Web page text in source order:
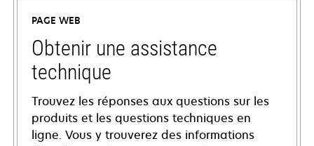
PAGE WEB
Obtenir une assistance
technique
Trouvez les réponses aux questions sur les
produits et les questions techniques en
ligne. Vous y trouverez des informations